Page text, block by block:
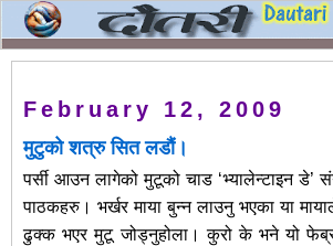
February 12, 2009
मुटुको शत्रु सित लडौं।
पर्सी आउन लागेको मुटूको चाड ‘भ्यालेन्टाइन डे’
पाठकहरु। भर्खर माया बुन्न लाउनु भएका या
ढुक्क भएर मुटू जोड्नुहोला। कुरो के भने यो